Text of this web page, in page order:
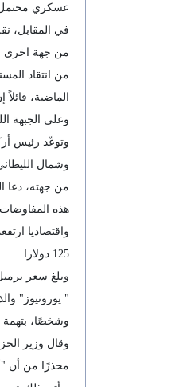
عسكري محتمل
في المقابل،
من انتقاد
الماضية،
وعلى الجبهة
وتوعّد رئيس
وشمال
من جهته، دعا
هذه
125 دولارا.
وشخصًا، بتهمة
وقال وزير
محذرًا من أن